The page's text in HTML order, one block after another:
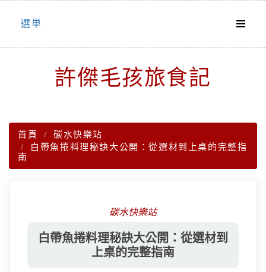
Skip
選単
許傑毛孩旅食記
首頁
碳水快樂站
白帶魚捲料理秘訣大公開：從選材到上桌的完整指
南
碳水快樂站
白帶魚捲料理秘訣大公開：從選材到
上桌的完整指南